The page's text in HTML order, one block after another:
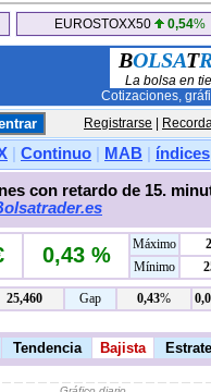
EUROSTOXX50 0,54%
BOLSAT
La bolsa en
Cotizaciones,
Registrarse
Continuo MAB índices
con retardo de 15.
0,43 % Máximo
Mínimo
25,460 Gap 0,43%